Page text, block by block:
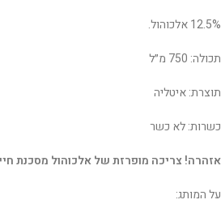
12.5% אלכוהול.
תכולה: 750 מ״ל
תוצרת: איטליה
כשרות: לא כשר
אזהרה! צריכה מופרזת של אלכוהול מסכנת
על המותג: